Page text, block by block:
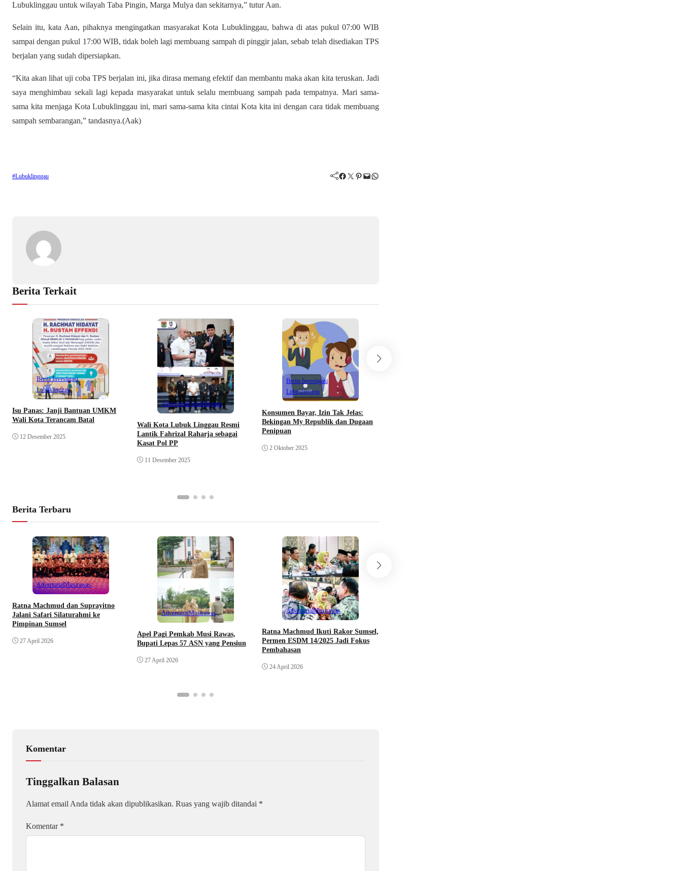
Lubuklinggau untuk wilayah Taba Pingin, Marga Mulya dan sekitarnya,” tutur Aan.
Selain itu, kata Aan, pihaknya mengingatkan masyarakat Kota Lubuklinggau, bahwa di atas pukul 07:00 WIB
sampai dengan pukul 17:00 WIB, tidak boleh lagi membuang sampah di pinggir jalan, sebab telah disediakan TPS
berjalan yang sudah dipersiapkan.
“Kita akan lihat uji coba TPS berjalan ini, jika dirasa memang efektif dan membantu maka akan kita teruskan. Jadi
saya menghimbau sekali lagi kepada masyarakat untuk selalu membuang sampah pada tempatnya. Mari sama-
sama kita menjaga Kota Lubuklinggau ini, mari sama-sama kita cintai Kota kita ini dengan cara tidak membuang
sampah sembarangan,” tandasnya.(Aak)
#Lubuklinggau Facebook Twitter Pinterest Mail WhatsApp
Berita Terkait
Berita Investigasi
Lubuklinggau
Isu Panas: Janji Bantuan UMKM
Wali Kota Terancam Batal
12 Desember 2025
AdvertorialLubuklinggau
Wali Kota Lubuk Linggau Resmi
Lantik Fahrizal Raharja sebagai
Kasat Pol PP
11 Desember 2025
Berita Investigasi
Lubuklinggau
Konsumen Bayar, Izin Tak Jelas:
Bekingan My Republik dan Dugaan
Penipuan
2 Oktober 2025
Berita Terbaru
AdvertorialMusirawas
Ratna Machmud dan Suprayitno
Jalani Safari Silaturahmi ke
Pimpinan Sumsel
27 April 2026
AdvertorialMusirawas
Apel Pagi Pemkab Musi Rawas,
Bupati Lepas 57 ASN yang Pensiun
27 April 2026
AdvertorialMusirawas
Ratna Machmud Ikuti Rakor Sumsel,
Permen ESDM 14/2025 Jadi Fokus
Pembahasan
24 April 2026
Komentar
Tinggalkan Balasan
Alamat email Anda tidak akan dipublikasikan. Ruas yang wajib ditandai *
Komentar *